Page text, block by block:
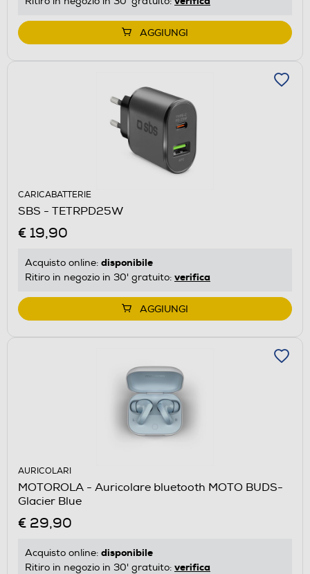
AGGIUNGI
CARICABATTERIE
SBS - TETRPD25W
€ 19,90
Acquisto online: disponibile
Ritiro in negozio in 30' gratuito: verifica
AGGIUNGI
AURICOLARI
MOTOROLA - Auricolare bluetooth MOTO BUDS-
Glacier Blue
€ 29,90
Acquisto online: disponibile
Ritiro in negozio in 30' gratuito: verifica